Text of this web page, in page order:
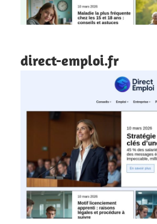
direct-emploi.fr